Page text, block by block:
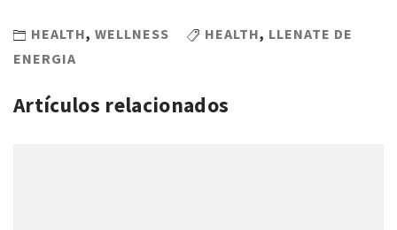
HEALTH, WELLNESS HEALTH, LLENATE DE
ENERGIA
Artículos relacionados